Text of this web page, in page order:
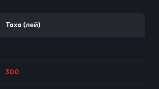
Taxa (лей)
300